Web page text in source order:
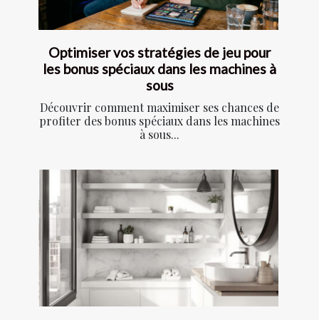
Optimiser vos stratégies de jeu pour
les bonus spéciaux dans les machines à
sous
Découvrir comment maximiser ses chances de
profiter des bonus spéciaux dans les machines
à sous...